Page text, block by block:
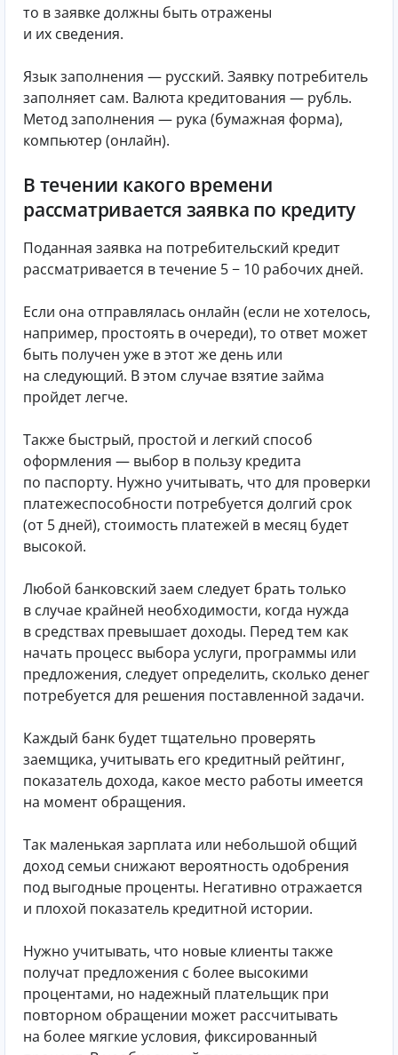
то в заявке должны быть отражены
и их сведения.
Язык заполнения — русский. Заявку потребитель
заполняет сам. Валюта кредитования — рубль.
Метод заполнения — рука (бумажная форма),
компьютер (онлайн).
В течении какого времени
рассматривается заявка по кредиту
Поданная заявка на потребительский кредит
рассматривается в течение 5 − 10 рабочих дней.
Если она отправлялась онлайн (если не хотелось,
например, простоять в очереди), то ответ может
быть получен уже в этот же день или
на следующий. В этом случае взятие займа
пройдет легче.
Также быстрый, простой и легкий способ
оформления — выбор в пользу кредита
по паспорту. Нужно учитывать, что для проверки
платежеспособности потребуется долгий срок
(от 5 дней), стоимость платежей в месяц будет
высокой.
Любой банковский заем следует брать только
в случае крайней необходимости, когда нужда
в средствах превышает доходы. Перед тем как
начать процесс выбора услуги, программы или
предложения, следует определить, сколько денег
потребуется для решения поставленной задачи.
Каждый банк будет тщательно проверять
заемщика, учитывать его кредитный рейтинг,
показатель дохода, какое место работы имеется
на момент обращения.
Так маленькая зарплата или небольшой общий
доход семьи снижают вероятность одобрения
под выгодные проценты. Негативно отражается
и плохой показатель кредитной истории.
Нужно учитывать, что новые клиенты также
получат предложения с более высокими
процентами, но надежный плательщик при
повторном обращении может рассчитывать
на более мягкие условия, фиксированный